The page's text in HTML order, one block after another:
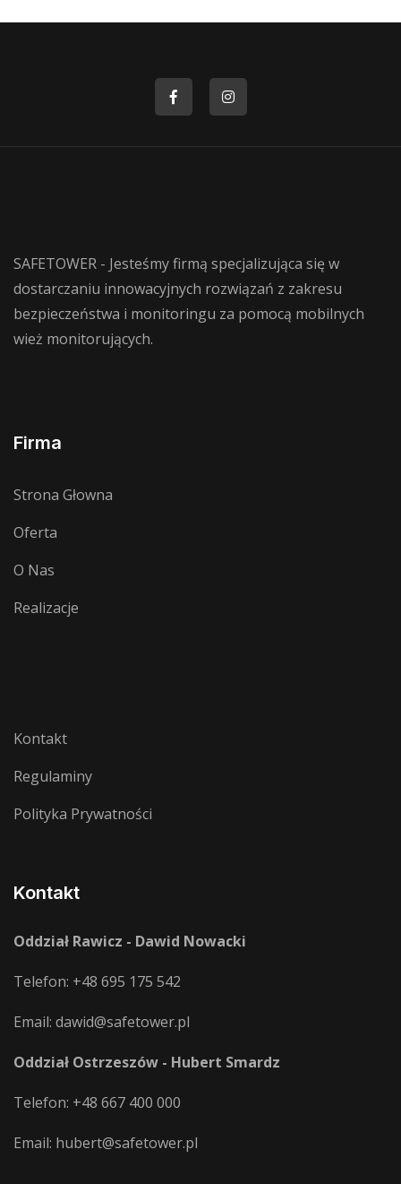
SAFETOWER - Jesteśmy firmą specjalizująca się w
dostarczaniu innowacyjnych rozwiązań z zakresu
bezpieczeństwa i monitoringu za pomocą mobilnych
wież monitorujących.
Firma
Strona Głowna
Oferta
O Nas
Realizacje
Kontakt
Regulaminy
Polityka Prywatności
Kontakt
Oddział Rawicz - Dawid Nowacki
Telefon: +48 695 175 542
Email: dawid@safetower.pl
Oddział Ostrzeszów - Hubert Smardz
Telefon: +48 667 400 000
Email: hubert@safetower.pl